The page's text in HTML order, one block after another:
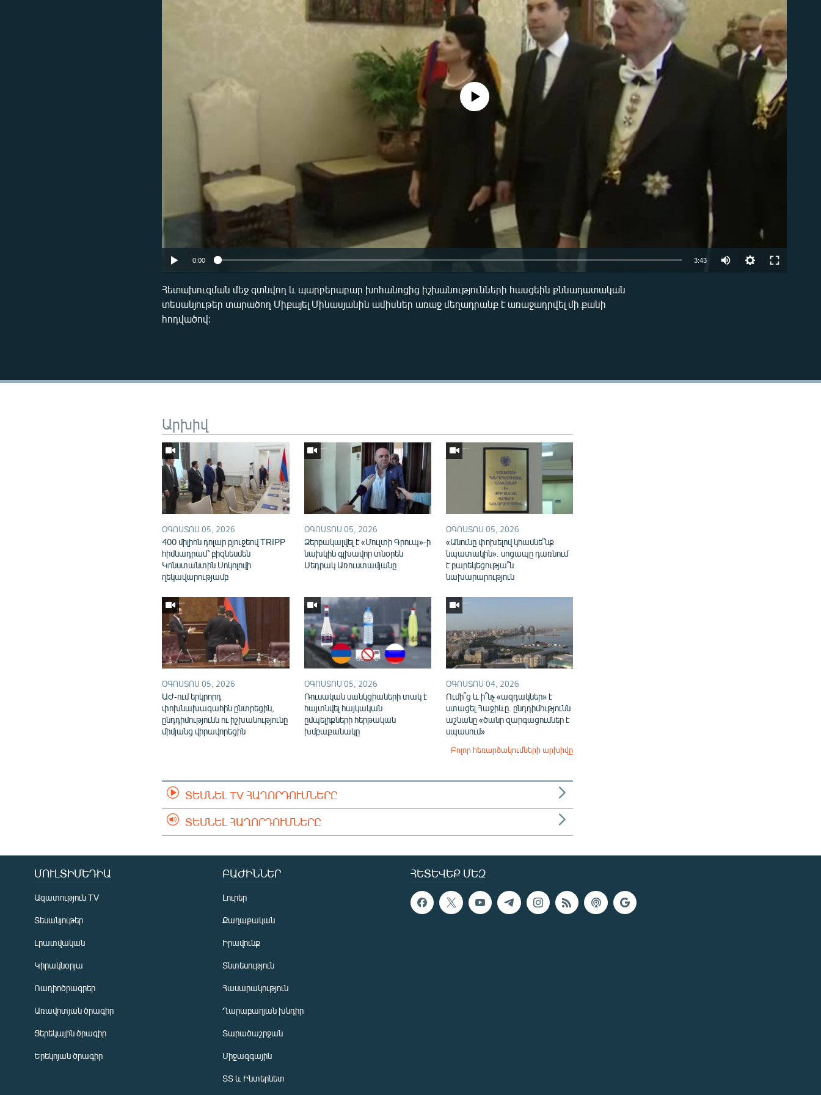
270p 360p
No media source currently available
0:00 3:43
Հետախուզման մեջ գտնվող և պարբերաբար խոհանոցից իշխանությունների հասցեին քննադատական
տեսանյութեր տարածող Միքայել Մինասյանին ամիսներ առաջ մեղադրանք է առաջադրվել մի քանի
հոդվածով:
Արխիվ
ՕԳՈՍՏՈՍ 05, 2026
400 միլիոն դոլար բյուջեով TRIPP
հիմնադրամ՝ բիզնեսմեն
Կոնստանտին Սոկոլովի
ղեկավարությամբ
ՕԳՈՍՏՈՍ 05, 2026
Ձերբակալվել է «Մուլտի Գրուպ»-ի
նախկին գլխավոր տնօրեն
Սեդրակ Առուստամյանը
ՕԳՈՍՏՈՍ 05, 2026
«Անունը փոխելով կհասնե՞նք
նպատակին». սոցապը դառնում
է բարեկեցությա՞ն
նախարարություն
ՕԳՈՍՏՈՍ 05, 2026
ԱԺ-ում երկրորդ
փոխնախագահին ընտրեցին,
ընդդիմությունն ու իշխանությունը
միմյանց վիրավորեցին
ՕԳՈՍՏՈՍ 05, 2026
Ռուսական սանկցիաների տակ է
հայտնվել հայկական
ըմպելիքների հերթական
խմբաքանակը
ՕԳՈՍՏՈՍ 04, 2026
Ումի՞ց և ի՞նչ «ազդակներ» է
ստացել Հաջիևը. ընդդիմությունն
աշնանը «ծանր զարգացումներ է
սպասում»
Բոլոր հեռարձակումների արխիվը
ՏԵՍՆԵԼ TV ՀԱՂՈՐԴՈՒՄՆԵՐԸ
ՏԵՍՆԵԼ ՀԱՂՈՐԴՈՒՄՆԵՐԸ
ՀԵՏԵՎԵՔ ՄԵԶ
ՄՈՒԼՏԻՄԵԴԻԱ
Ազատություն TV
Տեսանյութեր
Լրատվական
Կիրակնօրյա
Ռադիոծրագրեր
Առավոտյան ծրագիր
Ցերեկային ծրագիր
Երեկոյան ծրագիր
ԲԱԺԻՆՆԵՐ
Լուրեր
Քաղաքական
Իրավունք
Տնտեսություն
Հասարակություն
Ղարաբաղյան խնդիր
Տարածաշրջան
Միջազգային
ՏՏ և Ինտերնետ